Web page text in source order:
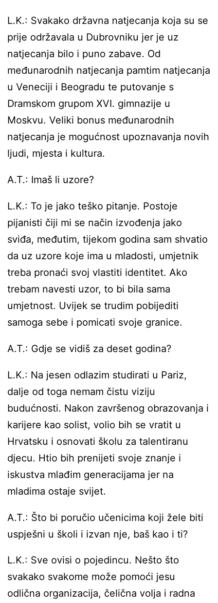
L.K.: Svakako državna natjecanja koja su se
prije održavala u Dubrovniku jer je uz
natjecanja bilo i puno zabave. Od
međunarodnih natjecanja pamtim natjecanja
u Veneciji i Beogradu te putovanje s
Dramskom grupom XVI. gimnazije u
Moskvu. Veliki bonus međunarodnih
natjecanja je mogućnost upoznavanja novih
ljudi, mjesta i kultura.
A.T.: Imaš li uzore?
L.K.: To je jako teško pitanje. Postoje
pijanisti čiji mi se način izvođenja jako
sviđa, međutim, tijekom godina sam shvatio
da uz uzore koje ima u mladosti, umjetnik
treba pronaći svoj vlastiti identitet. Ako
trebam navesti uzor, to bi bila sama
umjetnost. Uvijek se trudim pobijediti
samoga sebe i pomicati svoje granice.
A.T.: Gdje se vidiš za deset godina?
L.K.: Na jesen odlazim studirati u Pariz,
dalje od toga nemam čistu viziju
budućnosti. Nakon završenog obrazovanja i
karijere kao solist, volio bih se vratit u
Hrvatsku i osnovati školu za talentiranu
djecu. Htio bih prenijeti svoje znanje i
iskustva mlađim generacijama jer na
mladima ostaje svijet.
A.T.: Što bi poručio učenicima koji žele biti
uspješni u školi i izvan nje, baš kao i ti?
L.K.: Sve ovisi o pojedincu. Nešto što
svakako svakome može pomoći jesu
odlična organizacija, čelična volja i radna